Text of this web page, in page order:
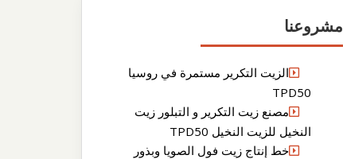
مشروعنا
الزيت التكرير مستمرة في روسيا
TPD50
مصنع زيت التكرير و التبلور زيت
النخيل للزيت النخيل TPD50
خط إنتاج زيت فول الصويا وبذور